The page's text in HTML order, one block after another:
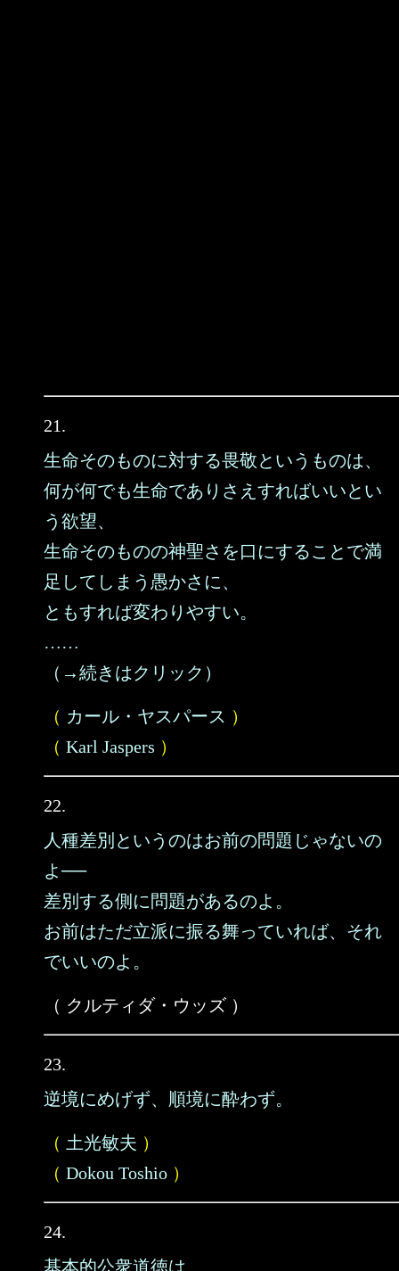
21.
生命そのものに対する畏敬というものは、
何が何でも生命でありさえすればいいとい
う欲望、
生命そのものの神聖さを口にすることで満
足してしまう愚かさに、
ともすれば変わりやすい。
……
（→続きはクリック）
（ カール・ヤスパース ）
（ Karl Jaspers ）
22.
人種差別というのはお前の問題じゃないの
よ──
差別する側に問題があるのよ。
お前はただ立派に振る舞っていれば、それ
でいいのよ。
（ クルティダ・ウッズ ）
23.
逆境にめげず、順境に酔わず。
（ 土光敏夫 ）
（ Dokou Toshio ）
24.
基本的公衆道徳は